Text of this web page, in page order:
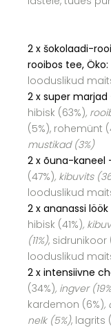
2 x šokolaadi-
rooibos tee, Öko:
looduslikud
2 x super
hibisk (63%),
(5%), rohemünt
mustikad (3%)
2 x õuna-kaneel
(47%), kibuvits
looduslikud
2 x ananassi
hibisk (41%),
(11%), sidrunikoor
looduslikud
2 x intensiivne
(34%), ingver
kardemon (6%),
nelk (5%), lagrits